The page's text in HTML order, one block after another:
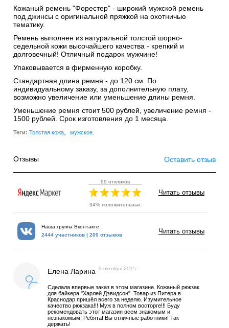
Кожаный ремень "Форестер" - широкий мужской ремень
под джинсы с оригинальной пряжкой на охотничью
тематику.
Ремень выполнен из натуральной толстой шорно-
седельной кожи высочайшего качества - крепкий и
долговечный! Отличный подарок мужчине!
Упаковывается в фирменную коробку.
Стандартная длина ремня - до 120 см. По
индивидуальному заказу, за дополнительную плату,
возможно увеличение или уменьшение длины ремня.
Уменьшение ремня стоит 500 рублей, увеличение ремня -
1500 рублей. Срок изготовления до 1 месяца.
Теги: Толстая кожа, мужское.
Отзывы Оставить отзыв
99 откликов
94% положительных
Читать отзывы
Наша группа Вконтакте
2444 участников | 200 отзывов
Читать отзывы
Елена Ларина 9 октября 2015
Сделала впервые заказ в этом магазине. Кожаный рюкзак
для байкера "Харлей Дэвидсон". Товар из Питера в
Краснодар пришёл всего за неделю. Изумительное
качество рюкзака!!! Муж в полном восторге!!! Буду
рекомендовать этот магазин всем знакомым и
незнакомым! Ребята! Вы отличные работники! Так
держать!